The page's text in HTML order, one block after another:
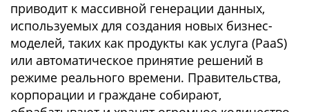
приводит к массивной генерации данных,
используемых для создания новых бизнес-
моделей, таких как продукты как услуга (PaaS)
или автоматическое принятие решений в
режиме реального времени. Правительства,
корпорации и граждане собирают,